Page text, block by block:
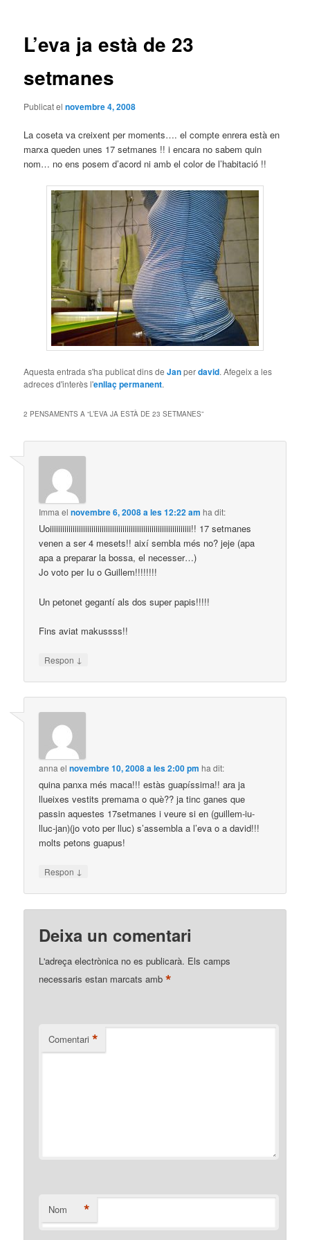
L’eva ja està de 23
setmanes
Publicat elnovembre 4, 2008
La coseta va creixent per moments…. el compte enrera està en
marxa queden unes 17 setmanes !! i encara no sabem quin
nom… no ens posem d’acord ni amb el color de l’habitació !!
Aquesta entrada s'ha publicat dins deJanperdavid. Afegeix a les
adreces d'interès l'enllaç permanent.
2 PENSAMENTS A “L’EVA JA ESTÀ DE 23 SETMANES”
Imma elnovembre 6, 2008 a les 12:22 am ha dit:
Uoiiiiiiiiiiiiiiiiiiiiiiiiiiiiiiiiiiiiiiiiiiiiiiiiiiiiiiiiiiiiiiiiiiii!! 17 setmanes
venen a ser 4 mesets!! així sembla més no? jeje (apa
apa a preparar la bossa, el necesser…)
Jo voto per Iu o Guillem!!!!!!!!
Un petonet gegantí als dos super papis!!!!!
Fins aviat makussss!!
Respon ↓
anna elnovembre 10, 2008 a les 2:00 pm ha dit:
quina panxa més maca!!! estàs guapíssima!! ara ja
llueixes vestits premama o què?? ja tinc ganes que
passin aquestes 17setmanes i veure si en (guillem-iu-
lluc-jan)(jo voto per lluc) s’assembla a l’eva o a david!!!
molts petons guapus!
Respon ↓
Deixa un comentari
L'adreça electrònica no es publicarà. Els camps
necessaris estan marcats amb*
Comentari *
Nom *